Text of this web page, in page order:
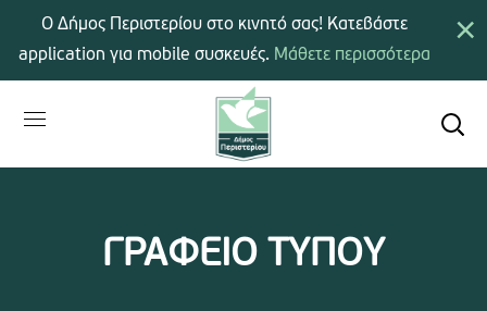
ΓΡΑΦΕΙΟ ΤΥΠΟΥ
×
Ο Δήμος Περιστερίου στο κινητό σας! Κατεβάστε
application για mobile συσκευές. Μάθετε περισσότερα